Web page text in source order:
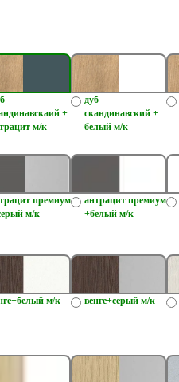
+
м/к
дуб
скандинавский +
белый м/к
премиум
м/к
антрацит премиум
+белый м/к
м/к венге+серый м/к